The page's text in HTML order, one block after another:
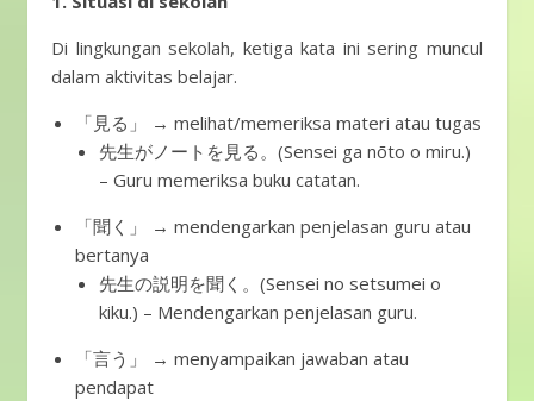
Di lingkungan sekolah, ketiga kata ini sering muncul
dalam aktivitas belajar.
「見る」 → melihat/memeriksa materi atau tugas
先生がノートを見る。(Sensei ga nōto o miru.)
– Guru memeriksa buku catatan.
「聞く」 → mendengarkan penjelasan guru atau
bertanya
先生の説明を聞く。(Sensei no setsumei o
kiku.) – Mendengarkan penjelasan guru.
「言う」 → menyampaikan jawaban atau
pendapat